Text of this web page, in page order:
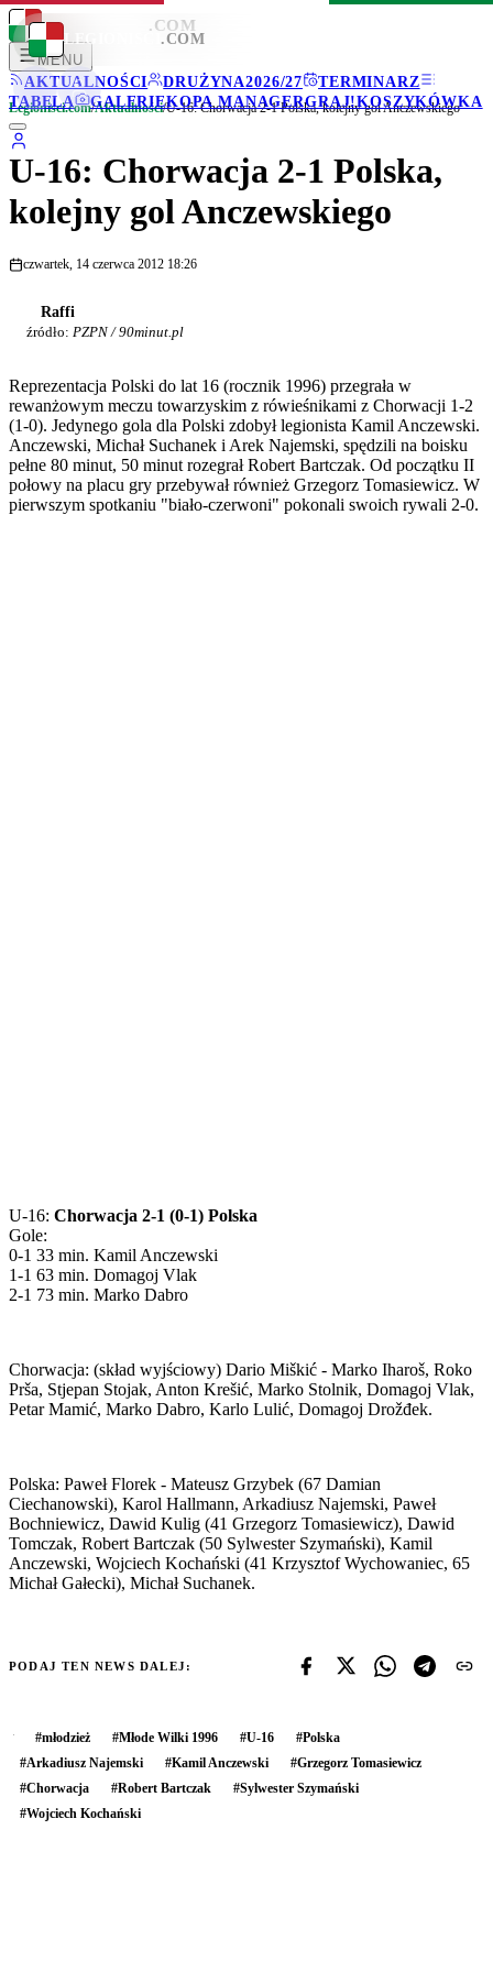
LEGIONISCI .COM
MENU
AKTUALNOŚCI
DRUŻYNA2026/27
TERMINARZ
TABELA
GALERIEKOPA MANAGERGRAJ!KOSZYKÓWKA
LEGIONISCI .COM
Legionisci.com/Aktualności/U-16: Chorwacja 2-1 Polska, kolejny gol Anczewskiego
U-16: Chorwacja 2-1 Polska,
kolejny gol Anczewskiego
czwartek, 14 czerwca 2012 18:26
Raffi
źródło: PZPN / 90minut.pl
Reprezentacja Polski do lat 16 (rocznik 1996) przegrała w
rewanżowym meczu towarzyskim z rówieśnikami z Chorwacji 1-2
(1-0). Jedynego gola dla Polski zdobył legionista Kamil Anczewski.
Anczewski, Michał Suchanek i Arek Najemski, spędzili na boisku
pełne 80 minut, 50 minut rozegrał Robert Bartczak. Od początku II
połowy na placu gry przebywał również Grzegorz Tomasiewicz. W
pierwszym spotkaniu "biało-czerwoni" pokonali swoich rywali 2-0.
U-16: Chorwacja 2-1 (0-1) Polska
Gole:
0-1 33 min. Kamil Anczewski
1-1 63 min. Domagoj Vlak
2-1 73 min. Marko Dabro
Chorwacja: (skład wyjściowy) Dario Miškić - Marko Iharoš, Roko
Prša, Stjepan Stojak, Anton Krešić, Marko Stolnik, Domagoj Vlak,
Petar Mamić, Marko Dabro, Karlo Lulić, Domagoj Drožđek.
Polska: Paweł Florek - Mateusz Grzybek (67 Damian
Ciechanowski), Karol Hallmann, Arkadiusz Najemski, Paweł
Bochniewicz, Dawid Kulig (41 Grzegorz Tomasiewicz), Dawid
Tomczak, Robert Bartczak (50 Sylwester Szymański), Kamil
Anczewski, Wojciech Kochański (41 Krzysztof Wychowaniec, 65
Michał Gałecki), Michał Suchanek.
PODAJ TEN NEWS DALEJ:
#młodzież #Młode Wilki 1996 #U-16 #Polska
#Arkadiusz Najemski #Kamil Anczewski #Grzegorz Tomasiewicz
#Chorwacja #Robert Bartczak #Sylwester Szymański
#Wojciech Kochański